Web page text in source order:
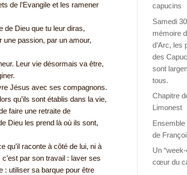
de l’Evangile et les ramener
de Dieu que tu leur diras,
passion, par un amour,
Leur vie désormais va être,
Jésus avec ses compagnons.
qu’ils sont établis dans la vie,
faire une retraite de
Dieu les prend là où ils sont,
qu’il raconte à côté de lui, ni à
par son travail : laver ses
: utiliser sa barque pour être
capucins
Samedi
mémoire
d’Arc, les
des
sont
tous.
Chapitre
Limonest
de
Un
cœur du